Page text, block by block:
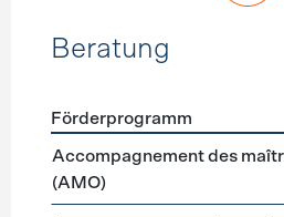
Beratung
Förderprogramme Beratung
Förderprogramm
Accompagnement des
(AMO)